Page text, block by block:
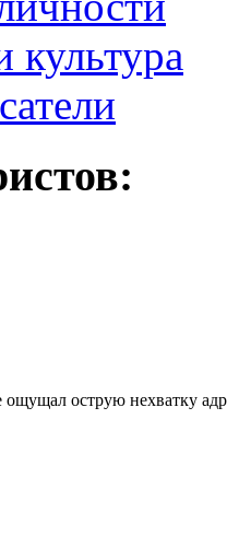
культура
ощущал острую нехватку